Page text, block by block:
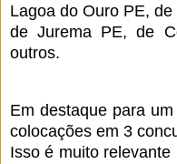
Lagoa do Ouro PE,
de Jurema PE, de
outros.
Em destaque para
colocações em 3
Isso é muito